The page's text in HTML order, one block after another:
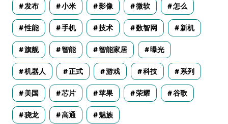
发布 小米 影像 微软 怎么
性能 手机 技术 数智网 新机
旗舰 智能 智能家居 曝光
机器人 正式 游戏 科技 系列
美国 芯片 苹果 荣耀 谷歌
骁龙 高通 魅族